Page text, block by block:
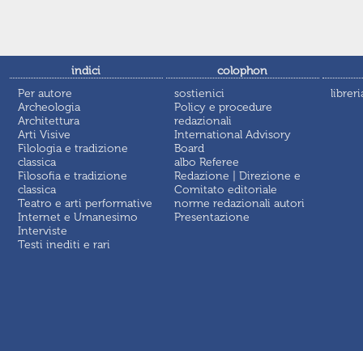
indici
Per autore
Archeologia
Architettura
Arti Visive
Filologia e tradizione
classica
Filosofia e tradizione
classica
Teatro e arti performative
Internet e Umanesimo
Interviste
Testi inediti e rari
colophon
sostienici
Policy e procedure
redazionali
International Advisory
Board
albo Referee
Redazione | Direzione e
Comitato editoriale
norme redazionali autori
Presentazione